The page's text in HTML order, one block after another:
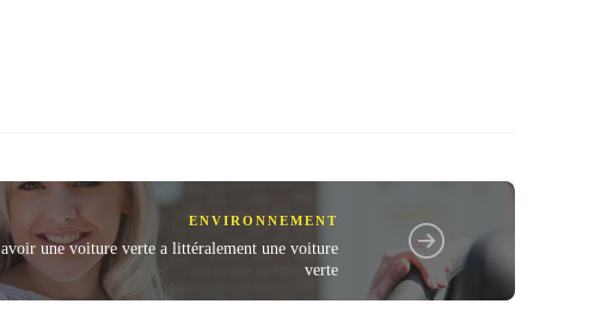
ENVIRONNEMENT
une voiture verte a littéralement une voiture
verte